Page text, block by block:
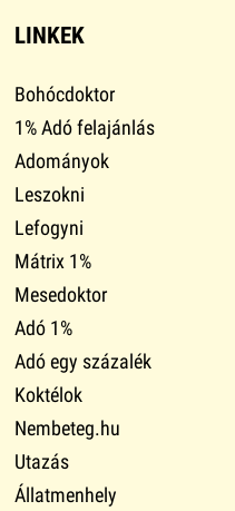
LINKEK
Bohócdoktor
1% Adó felajánlás
Adományok
Leszokni
Lefogyni
Mátrix 1%
Mesedoktor
Adó 1%
Adó egy százalék
Koktélok
Nembeteg.hu
Utazás
Állatmenhely